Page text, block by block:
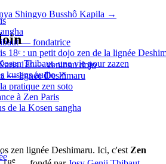
— fondatrice
18ᵉ : un petit dojo zen de la lignée
Thibaut, une vie pour zazen
kusens audio ↗
Shingyo Busshô Kapila →
18ᵉ — venir au dojo
— lignée Deshimaru
pratique zen soto
à Zen Paris
de la Kosen sangha
zen lignée Deshimaru. Ici, c'est Zen
e